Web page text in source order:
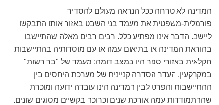
המדינה לא טרחה ככל הנראה מעולם להסדיר
פורמלית-משפטית את מעמד בני השבט באזור אותו התבקשו
ליישב. הדבר אינו מפתיע כלל. רבים רבים מאלה שהתיישבו
בהוראת המדינה או בתיאום עמה או עם מוסדותיה בהתיישבות
חקלאית באזורי ספר היו במצב דומה: מעמד של "בר רשות"
במקרקעין. העדר הסדרה קניינית של מערכת היחסים בין
ההתיישבות והפרט לבין המדינה הינו עובדה ידועה ומוכרת
שההתמודדות עמה אורכת שנים וכרוכה בקשיים מסוגים שונים.